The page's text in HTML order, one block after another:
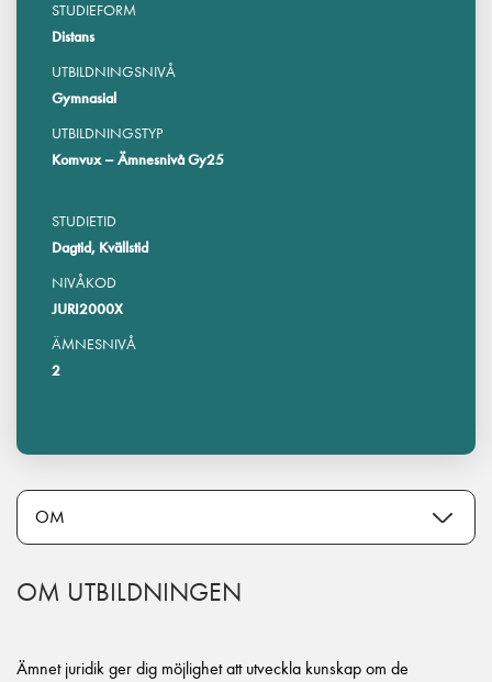
STUDIEFORM
Distans
UTBILDNINGSNIVÅ
Gymnasial
UTBILDNINGSTYP
Komvux – Ämnesnivå Gy25
STUDIETID
Dagtid, Kvällstid
NIVÅKOD
JURI2000X
ÄMNESNIVÅ
2
OM UTBILDNINGEN
Ämnet juridik ger dig möjlighet att utveckla kunskap om de